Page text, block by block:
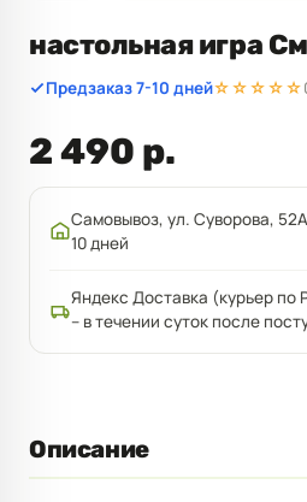
настольная игра
Предзаказ 7-10 дней☆☆☆☆☆
2 490 р.
Самовывоз, ул. Суворова,
10 дней
Яндекс Доставка (курьер по
– в течении суток после
Описание